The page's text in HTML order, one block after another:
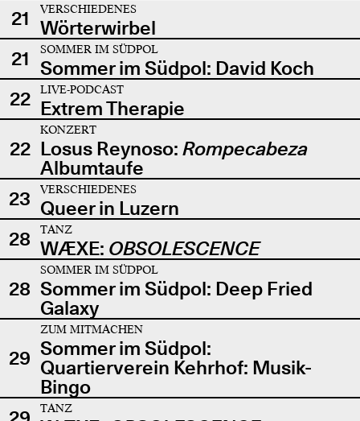
21
VERSCHIEDENES
Wörterwirbel
21
SOMMER IM SÜDPOL
Sommer im Südpol: David Koch
22
LIVE-PODCAST
Extrem Therapie
22
KONZERT
Losus Reynoso: Rompecabeza
Albumtaufe
23
VERSCHIEDENES
Queer in Luzern
28
TANZ
WÆXE: OBSOLESCENCE
28
SOMMER IM SÜDPOL
Sommer im Südpol: Deep Fried
Galaxy
29
ZUM MITMACHEN
Sommer im Südpol:
Quartierverein Kehrhof: Musik-
Bingo
TANZ